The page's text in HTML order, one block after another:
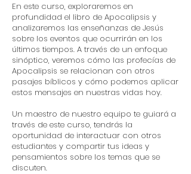
En este curso, exploraremos en
profundidad el libro de Apocalipsis y
analizaremos las enseñanzas de Jesús
sobre los eventos que ocurrirán en los
últimos tiempos. A través de un enfoque
sinóptico, veremos cómo las profecías de
Apocalipsis se relacionan con otros
pasajes bíblicos y cómo podemos aplicar
estos mensajes en nuestras vidas hoy.
Un maestro de nuestro equipo te guiará a
través de este curso, tendrás la
oportunidad de interactuar con otros
estudiantes y compartir tus ideas y
pensamientos sobre los temas que se
discuten.